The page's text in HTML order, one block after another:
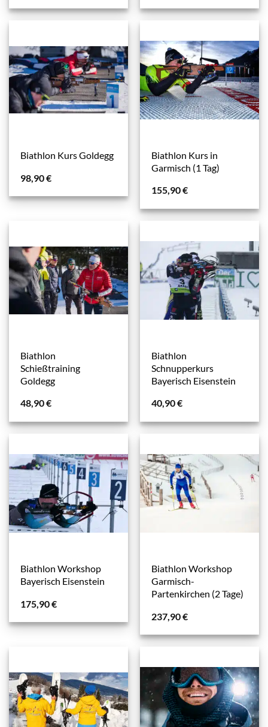
Biathlon Kurs Goldegg
98,90€
Biathlon Kurs in
Garmisch (1 Tag)
155,90€
Biathlon
Schießtraining
Goldegg
48,90€
Biathlon
Schnupperkurs
Bayerisch Eisenstein
40,90€
Biathlon Workshop
Bayerisch Eisenstein
175,90€
Biathlon Workshop
Garmisch-
Partenkirchen (2 Tage)
237,90€